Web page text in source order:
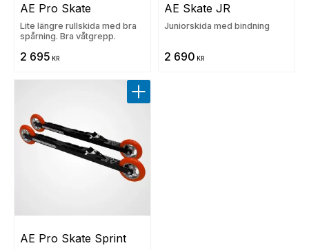
AE Pro Skate
Lite längre rullskida med bra
spårning. Bra våtgrepp.
2 695 KR
AE Skate JR
Juniorskida med bindning
2 690 KR
AE Pro Skate Sprint
Lägg till i favoriter